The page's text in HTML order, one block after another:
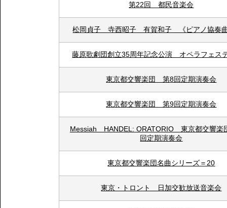
第22回 都民音楽会
松岡貞子 寺西昭子 有賀和子 《ピアノ協奏
藤原歌劇団創立35周年記念公演 オペラフェス
東京都交響楽団 第8回定期演奏会
東京都交響楽団 第9回定期演奏会
Messiah HANDEL: ORATORIO 東京都交響
回定期演奏会
東京都交響楽団名曲シリーズ＝20
東京・トロント 日加交歓放送音楽会